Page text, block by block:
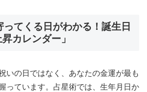
てくる日がわかる！誕生日
カレンダー」
いの日ではなく、あなたの金運が最も
っています。占星術では、生年月日か